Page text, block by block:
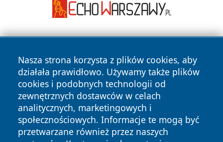
Nasza strona korzysta z plików cookies, aby
działała prawidłowo. Używamy także plików
cookies i podobnych technologii od
zewnętrznych dostawców w celach
analitycznych, marketingowych i
społecznościowych. Informacje te mogą być
przetwarzane również przez naszych
Copyright © 2026 wiadomosciplock.pl Wszystkie prawa
zastrzeżone.